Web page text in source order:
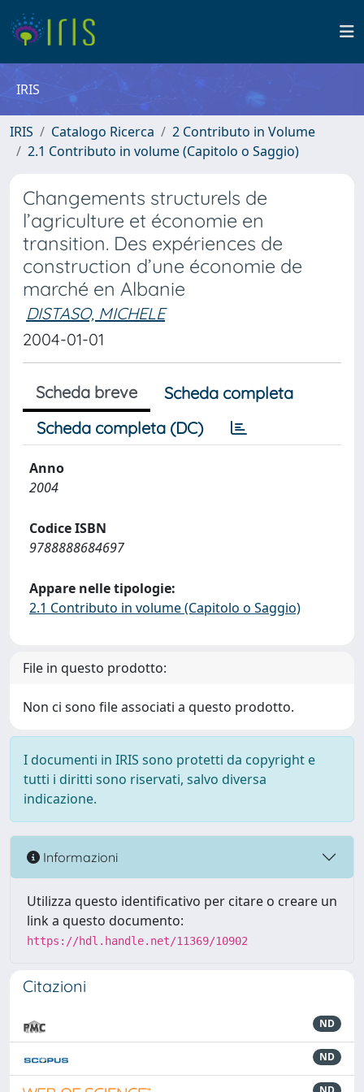
IRIS
IRIS Catalogo Ricerca
2 Contributo in Volume
2.1 Contributo in volume (Capitolo o Saggio)
Changements structurels de
l’agriculture et économie en
transition. Des expériences de
construction d’une économie de
marché en Albanie
DISTASO, MICHELE
2004-01-01
Scheda breve
Scheda completa
Scheda completa (DC)
Anno
2004
Codice ISBN
9788888684697
Appare nelle tipologie:
2.1 Contributo in volume (Capitolo o Saggio)
File in questo prodotto:
Non ci sono file associati a questo prodotto.
I documenti in IRIS sono protetti da copyright e
tutti i diritti sono riservati, salvo diversa
indicazione.
Informazioni
Utilizza questo identificativo per citare o creare un
link a questo documento:
https://hdl.handle.net/11369/10902
Citazioni
ND
ND